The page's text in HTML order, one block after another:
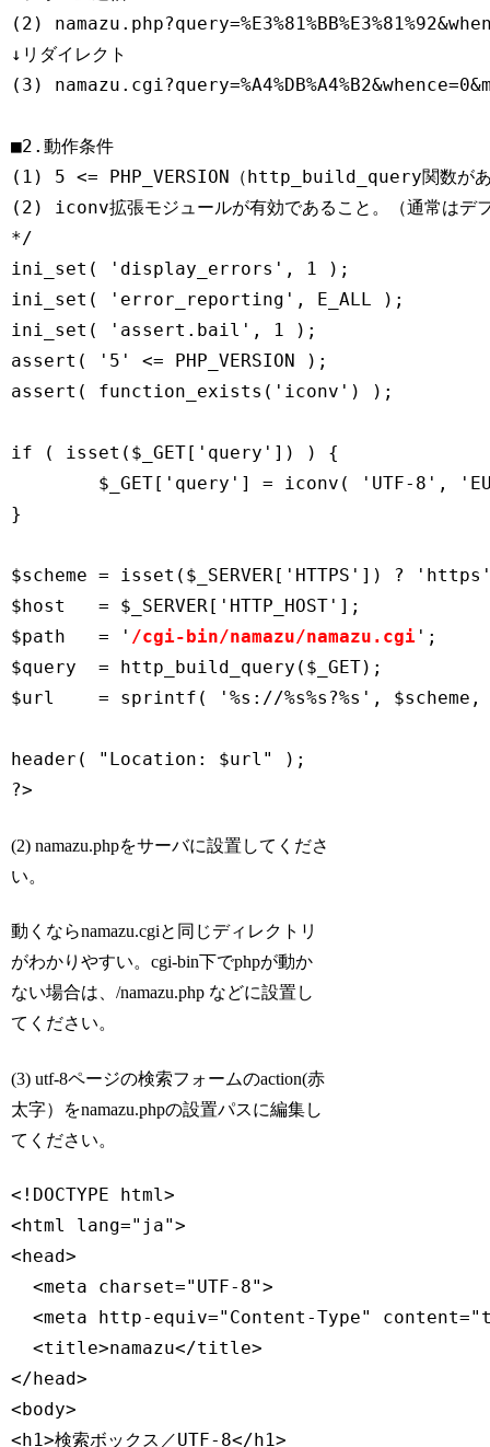
(2)
↓リダイレクト
(3)
■2.動作条件
(1) 5 <= PHP_VERSION（http_build_query関数があ
(2) iconv拡張モジュールが有効であること。（通常はデ
*/
ini_set( 'display_errors', 1 );
ini_set( 'error_reporting', E_ALL );
ini_set( 'assert.bail', 1 );
assert( '5' <= PHP_VERSION );
assert( function_exists('iconv') );
if ( isset($_GET['query']) ) {
}
$scheme = isset($_SERVER['HTTPS']) ?
$host   = $_SERVER['HTTP_HOST'];
$path   = ' /cgi-bin/namazu/namazu.cgi ';
$query  = http_build_query($_GET);
$url    = sprintf( '%s://%s%s?%s',
header( "Location: $url" );
?>
(2) namazu.phpをサーバに設置してくださ
い。
動くならnamazu.cgiと同じディレクトリ
がわかりやすい。cgi-bin下でphpが動か
ない場合は、/namazu.php などに設置し
てください。
(3) utf-8ページの検索フォームのaction(赤
太字）をnamazu.phpの設置パスに編集し
てください。
<!DOCTYPE html>
<html lang="ja">
<head>
  <meta charset="UTF-8">
<meta http-equiv="Content-Type"
  <title>namazu</title>
</head>
<body>
<h1>検索ボックス／UTF-8</h1>